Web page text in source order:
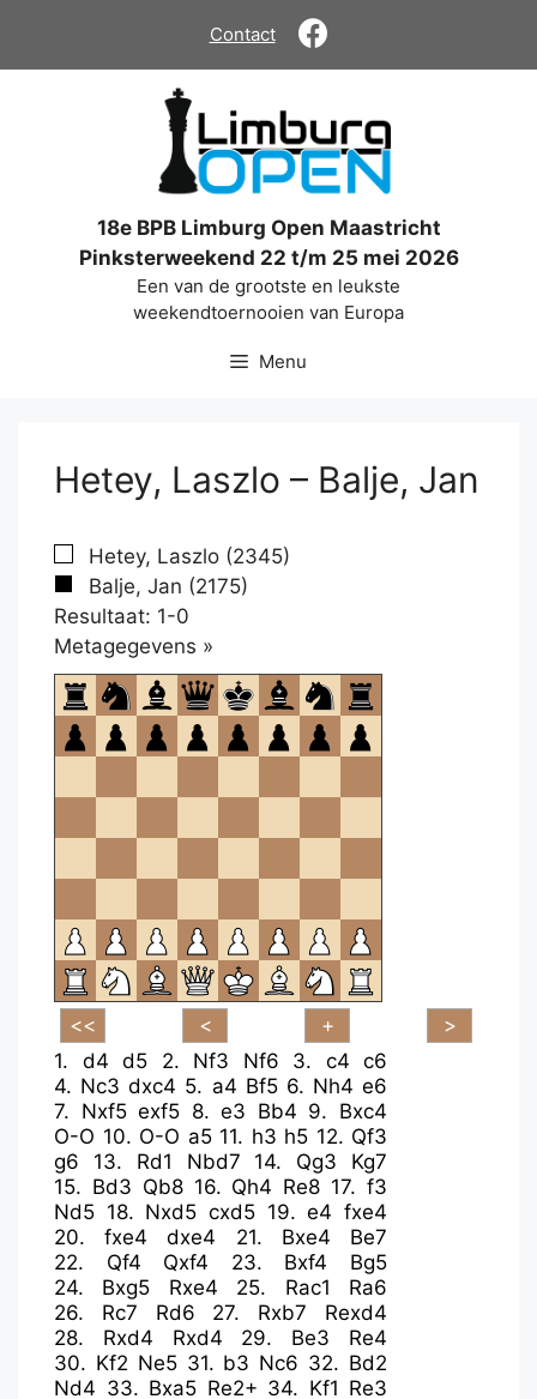
de
Contact
18e BPB Limburg Open Maastricht
Pinksterweekend 22 t/m 25 mei 2026
Een van de grootste en leukste
weekendtoernooien van Europa
Menu
Hetey, Laszlo – Balje, Jan
Hetey, Laszlo (2345)
Balje, Jan (2175)
Resultaat: 1-0
Metagegevens »
om
te
openen.
1. d4 d5 2. Nf3 Nf6 3. c4 c6
4. Nc3 dxc4 5. a4 Bf5 6. Nh4 e6
7. Nxf5 exf5 8.e3 Bb4 9. Bxc4
O-O 10. O-O a5 11. h3 h5 12. Qf3
g6
13. Rd1 Nbd7 14. Qg3
Kg7
15. Bd3 Qb8 16. Qh4 Re8 17.f3
Nd5 18. Nxd5 cxd5 19.e4 fxe4
20.fxe4 dxe4 21. Bxe4
Be7
22. Qf4 Qxf4 23. Bxf4
Bg5
24. Bxg5 Rxe4 25. Rac1
Ra6
26. Rc7 Rd6 27. Rxb7
Rexd4
28. Rxd4 Rxd4 29. Be3
Re4
30. Kf2 Ne5 31. b3 Nc6 32. Bd2
Nd4 33. Bxa5 Re2+ 34. Kf1 Re3